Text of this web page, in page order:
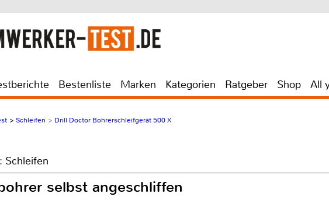
Bestenliste Marken Kategorien Ratgeber Shop All
> Schleifen > Drill Doctor Bohrerschleifgerät 500 X
Schleifen
selbst angeschliffen